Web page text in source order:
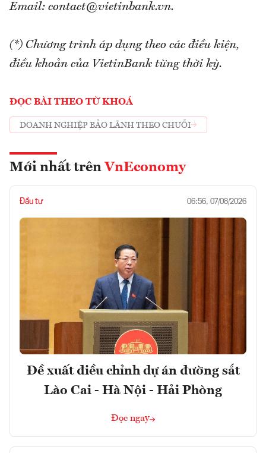
Email: contact@vietinbank.vn.
(*) Chương trình áp dụng theo các điều kiện,
điều khoản của VietinBank từng thời kỳ.
ĐỌC BÀI THEO TỪ KHOÁ
DOANH NGHIỆP BẢO LÃNH THEO CHUỖI
Mới nhất trên VnEconomy
Đầu tư 06:56, 07/08/2026
Đề xuất điều chỉnh dự án đường sắt
Lào Cai - Hà Nội - Hải Phòng
Đọc ngay